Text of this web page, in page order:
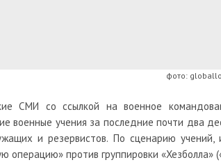
фото:
СМИ со ссылкой на военное
военные учения за последние почти два
и резервистов. По сценарию
операцию» против группировки «Хезболла»